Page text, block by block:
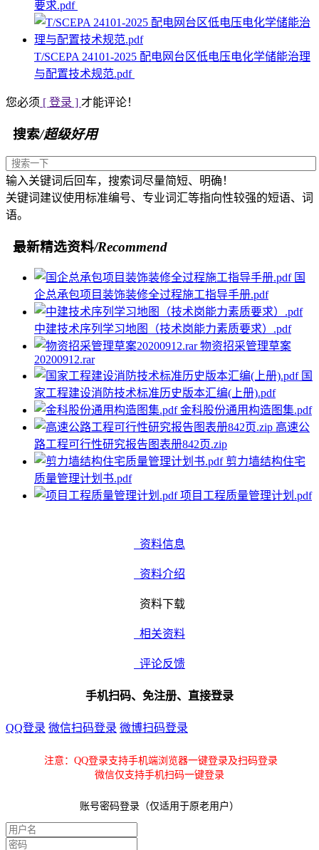
要求.pdf
T/SCEPA 24101-2025 配电网台区低电压电化学储能治理
与配置技术规范.pdf
您必须 [ 登录 ] 才能评论！
搜索/超级好用
输入关键词后回车，搜索词尽量简短、明确！
关键词建议使用标准编号、专业词汇等指向性较强的短语、词
语。
最新精选资料/Recommend
国
企总承包项目装饰装修全过程施工指导手册.pdf
中建技术序列学习地图（技术岗能力素质要求）.pdf
物资招采管理草案
20200912.rar
国
家工程建设消防技术标准历史版本汇编(上册).pdf
金科股份通用构造图集.pdf
高速公
路工程可行性研究报告图表册842页.zip
剪力墙结构住宅
质量管理计划书.pdf
项目工程质量管理计划.pdf
资料信息
资料介绍
资料下载
相关资料
评论反馈
手机扫码、免注册、直接登录
QQ登录 微信扫码登录 微博扫码登录
注意：QQ登录支持手机端浏览器一键登录及扫码登录
微信仅支持手机扫码一键登录
账号密码登录（仅适用于原老用户）